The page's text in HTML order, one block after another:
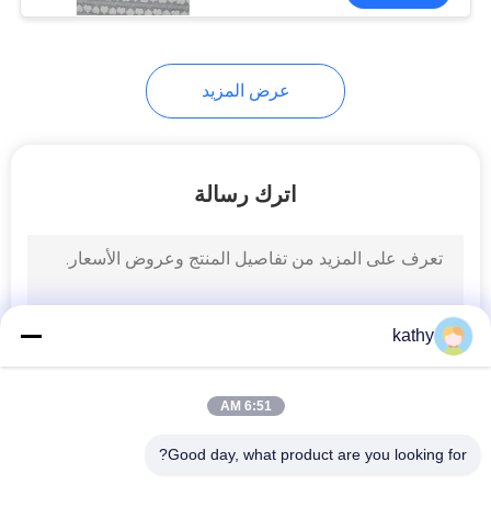
نسيج فويل مطبوع
نسيج التطريز مطرز
39
عرض المزيد
اترك رسالة
kathy
6:51 AM
Good day, what product are you looking for?